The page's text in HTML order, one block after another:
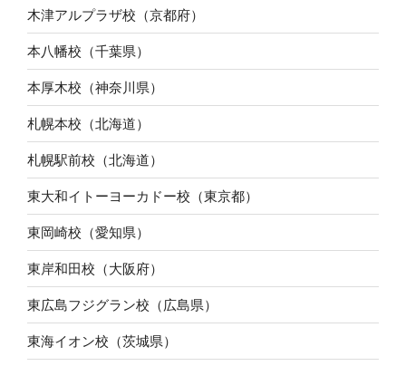
木津アルプラザ校（京都府）
本八幡校（千葉県）
本厚木校（神奈川県）
札幌本校（北海道）
札幌駅前校（北海道）
東大和イトーヨーカドー校（東京都）
東岡崎校（愛知県）
東岸和田校（大阪府）
東広島フジグラン校（広島県）
東海イオン校（茨城県）